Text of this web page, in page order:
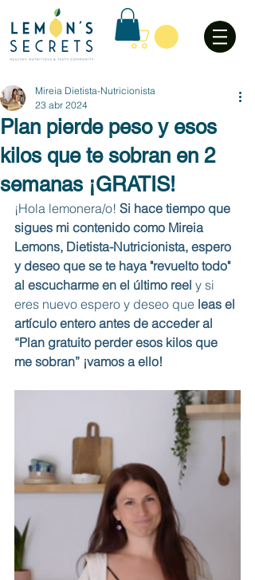
Plan pierde peso y esos
kilos que te sobran en 2
semanas ¡GRATIS!
Mireia Dietista-Nutricionista
23 abr 2024
¡Hola lemonera/o! Si hace tiempo que
sigues mi contenido como Mireia
Lemons, Dietista-Nutricionista, espero
y deseo que se te haya "revuelto todo"
al escucharme en el último reel y si
eres nuevo espero y deseo que leas el
artículo entero antes de acceder al
“Plan gratuito perder esos kilos que
me sobran” ¡vamos a ello!